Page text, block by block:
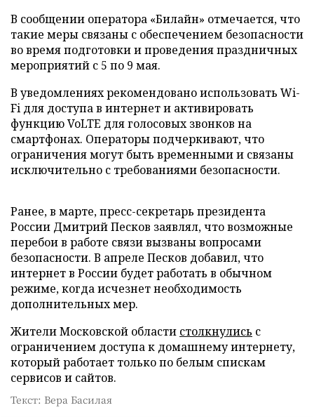
В сообщении оператора «Билайн» отмечается, что
такие меры связаны с обеспечением безопасности
во время подготовки и проведения праздничных
мероприятий с 5 по 9 мая.
В уведомлениях рекомендовано использовать Wi-
Fi для доступа в интернет и активировать
функцию VoLTE для голосовых звонков на
смартфонах. Операторы подчеркивают, что
ограничения могут быть временными и связаны
исключительно с требованиями безопасности.
Ранее, в марте, пресс-секретарь президента
России Дмитрий Песков заявлял, что возможные
перебои в работе связи вызваны вопросами
безопасности. В апреле Песков добавил, что
интернет в России будет работать в обычном
режиме, когда исчезнет необходимость
дополнительных мер.
Жители Московской области столкнулись с
ограничением доступа к домашнему интернету,
который работает только по белым спискам
сервисов и сайтов.
Текст: Вера Басилая